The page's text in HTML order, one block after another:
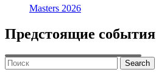
Masters 2026
Предстоящие события
Search
for: